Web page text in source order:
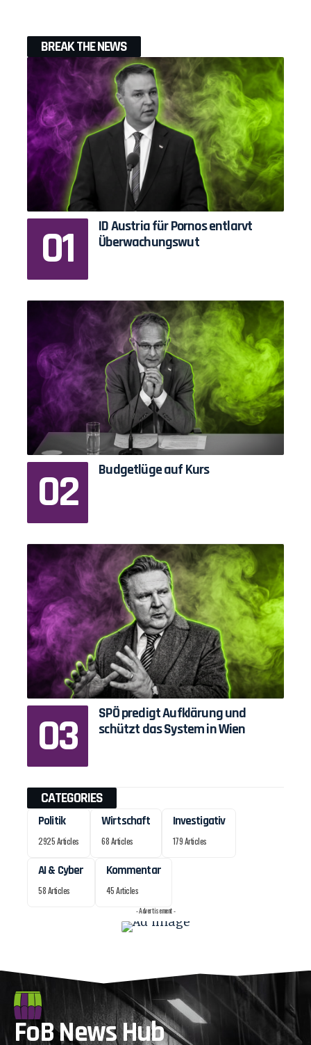
BREAK THE NEWS
ID Austria für Pornos entlarvt
Überwachungswut
Budgetlüge auf Kurs
SPÖ predigt Aufklärung und
schützt das System in Wien
CATEGORIES
Politik
2925 Articles
Wirtschaft
68 Articles
Investigativ
179 Articles
AI & Cyber
58 Articles
Kommentar
45 Articles
- Advertisement -
FoB News Hub